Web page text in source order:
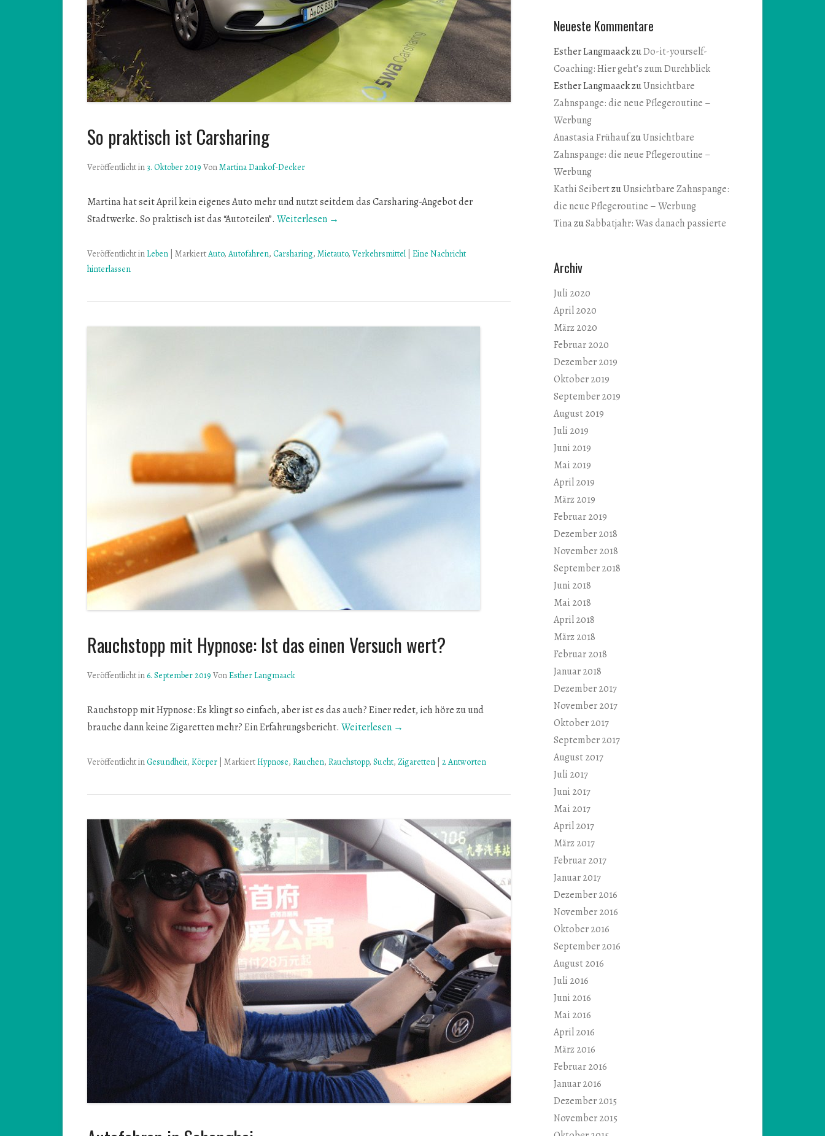
So praktisch ist Carsharing
Veröffentlicht in 3. Oktober 2019 VonMartina Dankof-Decker
Martina hat seit April kein eigenes Auto mehr und nutzt seitdem das Carsharing-Angebot der
Stadtwerke. So praktisch ist das “Autoteilen”. Weiterlesen →
Veröffentlicht in Leben MarkiertAuto,Autofahren, Carsharing, Mietauto, Verkehrsmittel Eine Nachricht
hinterlassen
Rauchstopp mit Hypnose: Ist das einen Versuch wert?
Veröffentlicht in6. September 2019 VonEsther Langmaack
Rauchstopp mit Hypnose: Es klingt so einfach, aber ist es das auch? Einer redet, ich höre zu und
brauche dann keine Zigaretten mehr? Ein Erfahrungsbericht. Weiterlesen →
Veröffentlicht inGesundheit, Körper MarkiertHypnose, Rauchen, Rauchstopp, Sucht, Zigaretten 2 Antworten
Neueste Kommentare
Esther LangmaackzuDo-it-yourself-
Coaching: Hier geht’s zum Durchblick
Esther LangmaackzuUnsichtbare
Zahnspange: die neue Pflegeroutine –
Werbung
Anastasia FrühaufzuUnsichtbare
Zahnspange: die neue Pflegeroutine –
Werbung
Kathi SeibertzuUnsichtbare Zahnspange:
die neue Pflegeroutine – Werbung
TinazuSabbatjahr: Was danach passierte
Archiv
Juli 2020
April 2020
März 2020
Februar 2020
Dezember 2019
Oktober 2019
September 2019
August 2019
Juli 2019
Juni 2019
Mai 2019
April 2019
März 2019
Februar 2019
Dezember 2018
November 2018
September 2018
Juni 2018
Mai 2018
April 2018
März 2018
Februar 2018
Januar 2018
Dezember 2017
November 2017
Oktober 2017
September 2017
August 2017
Juli 2017
Juni 2017
Mai 2017
April 2017
März 2017
Februar 2017
Januar 2017
Dezember 2016
November 2016
Oktober 2016
September 2016
August 2016
Juli 2016
Juni 2016
Mai 2016
April 2016
März 2016
Februar 2016
Januar 2016
Dezember 2015
November 2015